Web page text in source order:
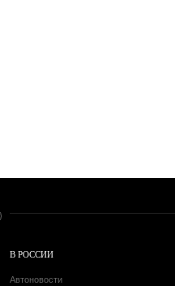
В РОССИИ
Автоновости